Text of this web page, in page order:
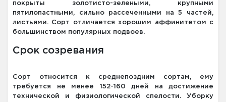
покрыты золотисто-зелеными, крупными
пятилопастными, сильно рассеченными на 5 частей,
листьями. Сорт отличается хорошим аффинитетом с
большинством популярных подвоев.
Срок созревания
Сорт относится к среднепоздним сортам, ему
требуется не менее 152-160 дней на достижение
технической и физиологической спелости. Уборку